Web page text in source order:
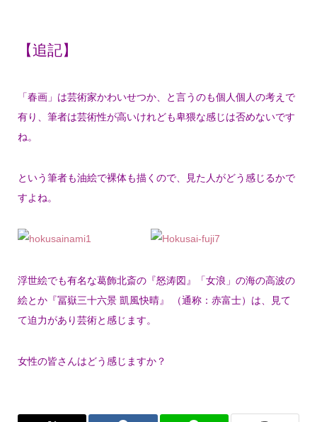
【追記】
「春画」は芸術家かわいせつか、と言うのも個人個人の考えで
有り、筆者は芸術性が高いけれども卑猥な感じは否めないです
ね。
という筆者も油絵で裸体も描くので、見た人がどう感じるかで
すよね。
浮世絵でも有名な葛飾北斎の『怒涛図』「女浪」の海の高波の
絵とか『冨嶽三十六景 凱風快晴』 （通称：赤富士）は、見て
て迫力があり芸術と感じます。
女性の皆さんはどう感じますか？